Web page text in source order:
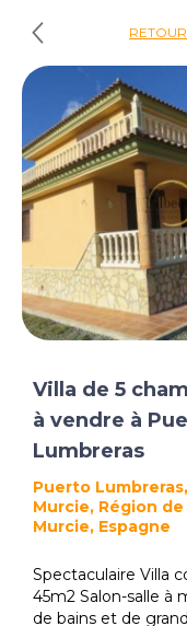
Villa de 5
à vendre à
Lumbreras
Puerto Lumbreras,
Murcie, Région de
Murcie, Espagne
Spectaculaire Villa
45m2 Salon-salle à
de bains et de